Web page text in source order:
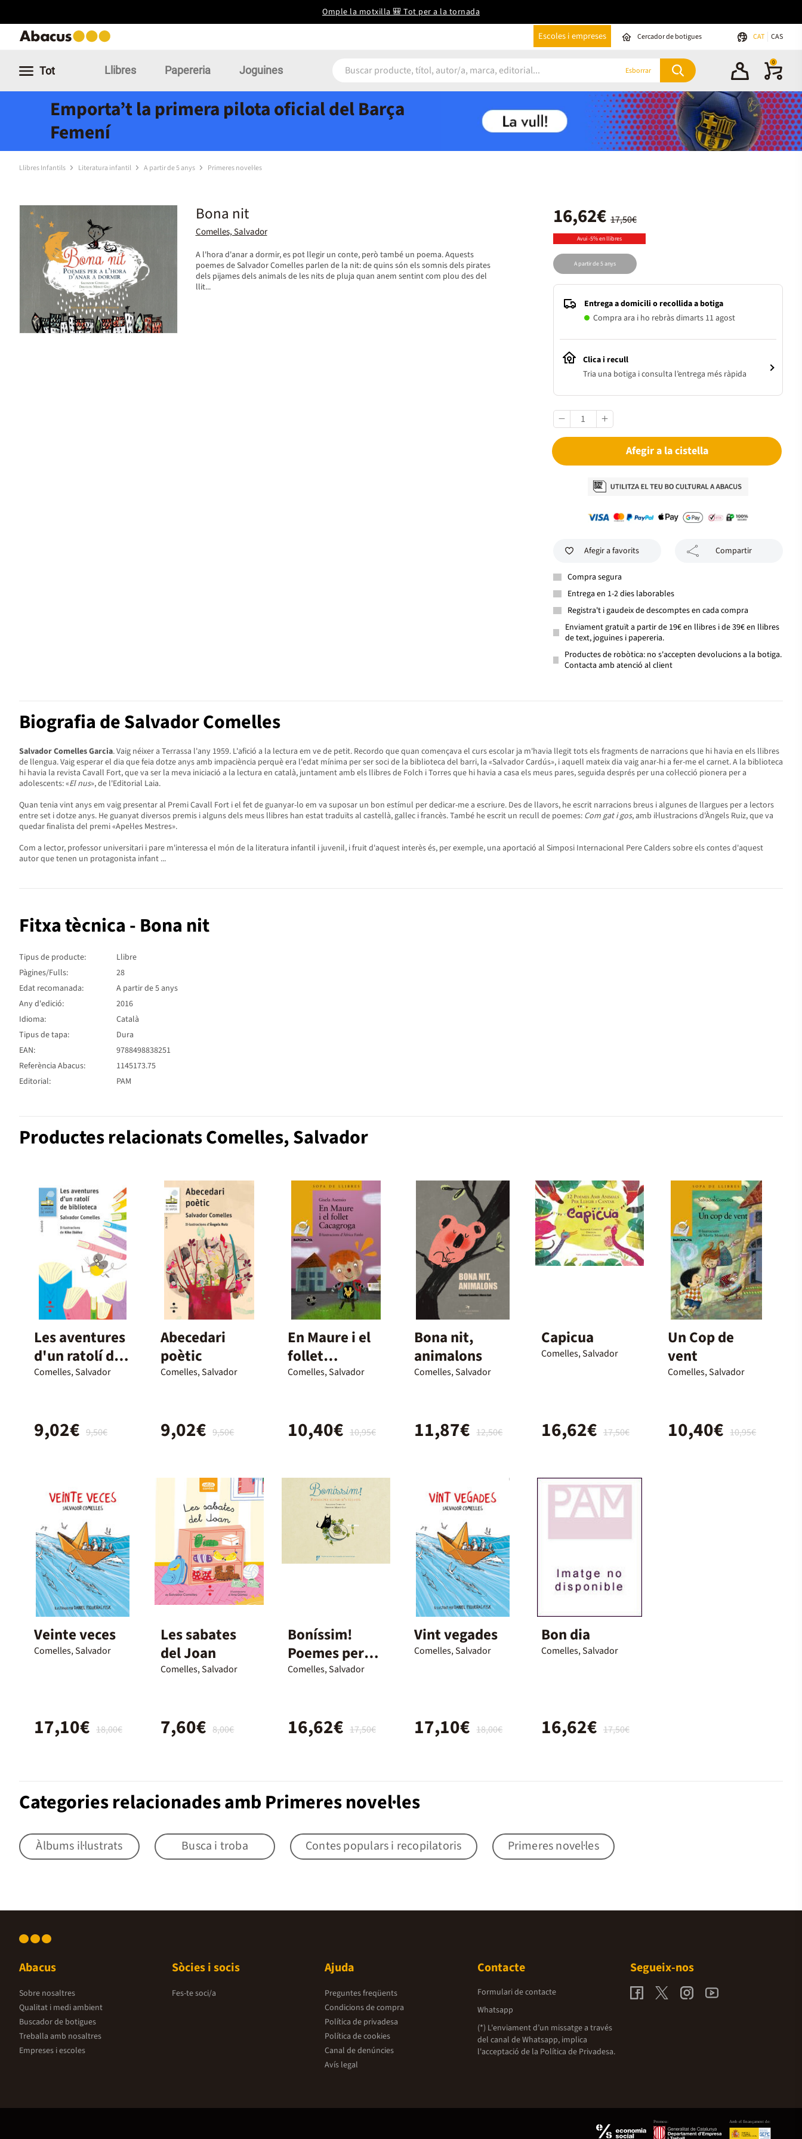
Omple la motxilla 🎒 Tot per a la tornada
Escoles i empreses Cercador de botigues CAT CAS
Tot Llibres Papereria Joguines Esborrar
0
Emporta’t la primera pilota oficial del Barça
Femení
Llibres Infantils Literatura infantil A partir de 5 anys Primeres novel·les
Bona nit
Comelles, Salvador
A l'hora d'anar a dormir, es pot llegir un conte, però també un poema. Aquests
poemes de Salvador Comelles parlen de la nit: de quins són els somnis dels pirates
dels pijames dels animals de les nits de pluja quan anem sentint com plou des del
llit...
17,50€
16,62€
Avui -5% en llibres
A partir de 5 anys
Entrega a domicili o recollida a botiga
Compra ara i ho rebràs dimarts 11 agost
Clica i recull
Tria una botiga i consulta l’entrega més ràpida
Afegir a la cistella
Afegir a favorits Compartir
Compra segura
Entrega en 1-2 dies laborables
Registra't i gaudeix de descomptes en cada compra
Enviament gratuït a partir de 19€ en llibres i de 39€ en llibres
de text, joguines i papereria.
Productes de robòtica: no s'accepten devolucions a la botiga.
Contacta amb atenció al client
Biografia de Salvador Comelles
Salvador Comelles Garcia. Vaig néixer a Terrassa l'any 1959. L'afició a la lectura em ve de petit. Recordo que quan començava el curs escolar ja m'havia llegit tots els fragments de narracions que hi havia en els llibres
de llengua. Vaig esperar el dia que feia dotze anys amb impaciència perquè era l'edat mínima per ser soci de la biblioteca del barri, la «Salvador Cardús», i aquell mateix dia vaig anar-hi a fer-me el carnet. A la biblioteca
hi havia la revista Cavall Fort, que va ser la meva iniciació a la lectura en català, juntament amb els llibres de Folch i Torres que hi havia a casa els meus pares, seguida després per una col·lecció pionera per a
adolescents: «El nus», de l'Editorial Laia.
Quan tenia vint anys em vaig presentar al Premi Cavall Fort i el fet de guanyar-lo em va suposar un bon estímul per dedicar-me a escriure. Des de llavors, he escrit narracions breus i algunes de llargues per a lectors
entre set i dotze anys. He guanyat diversos premis i alguns dels meus llibres han estat traduïts al castellà, gallec i francès. També he escrit un recull de poemes: Com gat i gos, amb il·lustracions d'Àngels Ruiz, que va
quedar finalista del premi «Apel·les Mestres».
Com a lector, professor universitari i pare m'interessa el món de la literatura infantil i juvenil, i fruit d'aquest interès és, per exemple, una aportació al Simposi Internacional Pere Calders sobre els contes d'aquest
autor que tenen un protagonista infant ...
Fitxa tècnica - Bona nit
Tipus de producte:
Llibre
Pàgines/Fulls:
28
Edat recomanada:
A partir de 5 anys
Any d'edició:
2016
Idioma:
Català
Tipus de tapa:
Dura
EAN:
9788498838251
Referència Abacus:
1145173.75
Editorial:
PAM
Productes relacionats Comelles, Salvador
Les aventures
d'un ratolí de
biblioteca
Comelles, Salvador
9,50€
9,02€
Abecedari
poètic
Comelles, Salvador
9,50€
9,02€
En Maure i el
follet
Cacagroga
Comelles, Salvador
10,95€
10,40€
Bona nit,
animalons
Comelles, Salvador
12,50€
11,87€
Capicua
Comelles, Salvador
17,50€
16,62€
Un Cop de
vent
Comelles, Salvador
10,95€
10,40€
Veinte veces
Comelles, Salvador
18,00€
17,10€
Les sabates
del Joan
Comelles, Salvador
8,00€
7,60€
Boníssim!
Poemes per
lleparse'n els
Comelles, Salvador
17,50€
16,62€
Vint vegades
Comelles, Salvador
18,00€
17,10€
Bon dia
Comelles, Salvador
17,50€
16,62€
Categories relacionades amb Primeres novel·les
Àlbums il·lustrats Busca i troba Contes populars i recopilatoris Primeres novel·les
Abacus
Sobre nosaltres
Qualitat i medi ambient
Buscador de botigues
Treballa amb nosaltres
Empreses i escoles
Sòcies i socis
Fes-te soci/a
Ajuda
Preguntes freqüents
Condicions de compra
Política de privadesa
Política de cookies
Canal de denúncies
Avís legal
Contacte
Formulari de contacte
Whatsapp
(*) L'enviament d’un missatge a través
del canal de Whatsapp, implica
l'acceptació de la Política de Privadesa.
Segueix-nos
Promou: Amb el finançament de: